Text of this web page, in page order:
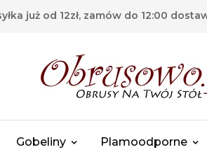
już od 12zł, zamów do 12:00
Gobeliny Plamoodporne